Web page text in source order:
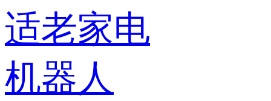
适老家电
机器人